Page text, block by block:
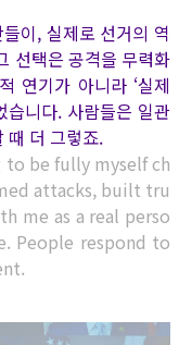
이, 실제로 선거의 역
선택은 공격을 무력화
연기가 아니라 ‘실제
습니다. 사람들은 일관
때 더 그렇죠.
to be fully myself ch
attacks, built tru
me as a real perso
People respond to